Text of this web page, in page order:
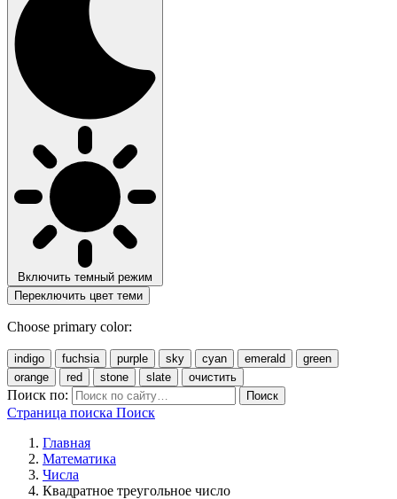
Включить темный режим
Переключить цвет теми
Choose primary color:
indigo fuchsia purple sky cyan emerald
green
orange
red stone slate очистить
Поиск по: Поиск
Страница поиска Поиск
Главная
Математика
Числа
Квадратное треугольное число